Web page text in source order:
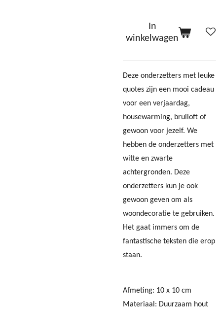
In
winkelwagen
Deze onderzetters met leuke
quotes zijn een mooi cadeau
voor een verjaardag,
housewarming, bruiloft of
gewoon voor jezelf. We
hebben de onderzetters met
witte en zwarte
achtergronden. Deze
onderzetters kun je ook
gewoon geven om als
woondecoratie te gebruiken.
Het gaat immers om de
fantastische teksten die erop
staan.
Afmeting: 10 x 10 cm
Materiaal: Duurzaam hout